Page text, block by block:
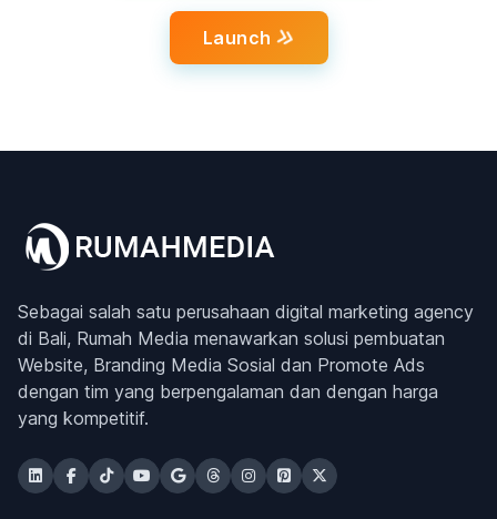
Launch
Sebagai salah satu perusahaan digital marketing agency
di Bali, Rumah Media menawarkan solusi pembuatan
Website, Branding Media Sosial dan Promote Ads
dengan tim yang berpengalaman dan dengan harga
yang kompetitif.